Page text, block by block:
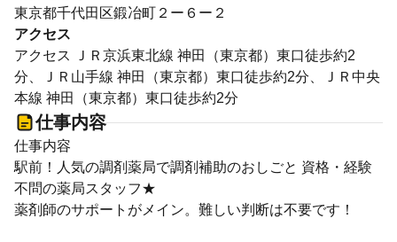
東京都千代田区鍛冶町２ー６ー２
アクセス
アクセス ＪＲ京浜東北線 神田（東京都）東口徒歩約2
分、ＪＲ山手線 神田（東京都）東口徒歩約2分、ＪＲ中央
本線 神田（東京都）東口徒歩約2分
仕事内容
仕事内容
駅前！人気の調剤薬局で調剤補助のおしごと 資格・経験
不問の薬局スタッフ★
薬剤師のサポートがメイン。難しい判断は不要です！